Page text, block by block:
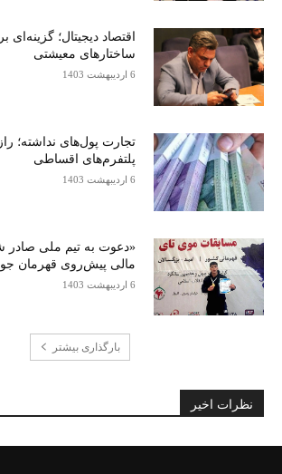
اقتصاد دیجیتال؛ گزینه‌ای
ساختارهای معیشتی
6 اردیبهشت 1403
تجارت پول‌های نداشته؛
پلتفرم‌های اقساطی
6 اردیبهشت 1403
«دعوت به تیم ملی صادر
مالی پیش‌روی قهرمان
6 اردیبهشت 1403
بارگذاری بیشتر
نظرات اخیر